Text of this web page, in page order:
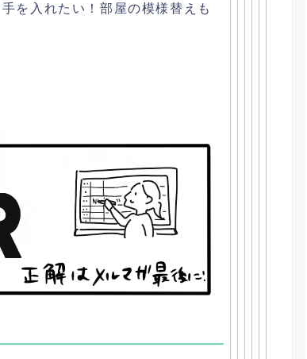
手を入れたい！部屋の模様替えも